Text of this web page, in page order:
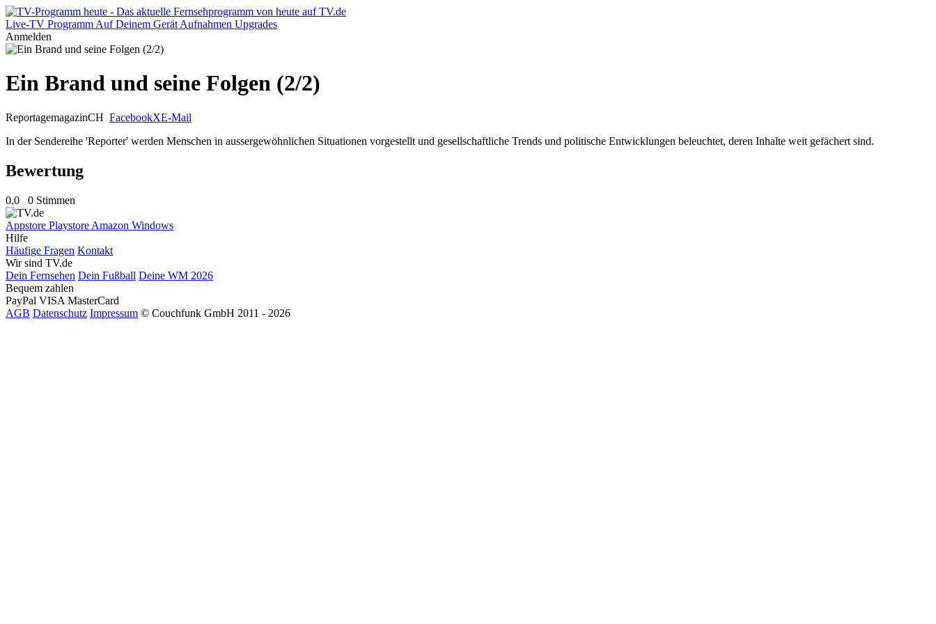
Live-TV Programm Auf Deinem Gerät Aufnahmen Upgrades
Anmelden
Ein Brand und seine Folgen (2/2)
ReportagemagazinCH FacebookXE-Mail
In der Sendereihe 'Reporter' werden Menschen in aussergewöhnlichen Situationen vorgestellt und gesellschaftliche Trends und politische Entwicklungen beleuchtet, deren Inhalte weit gefächert sind.
Bewertung
0,0 0 Stimmen
Appstore Playstore Amazon Windows
Hilfe
Häufige Fragen Kontakt
Wir sind TV.de
Dein Fernsehen Dein Fußball Deine WM 2026
Bequem zahlen
PayPal VISA MasterCard
AGB Datenschutz Impressum © Couchfunk GmbH 2011 - 2026